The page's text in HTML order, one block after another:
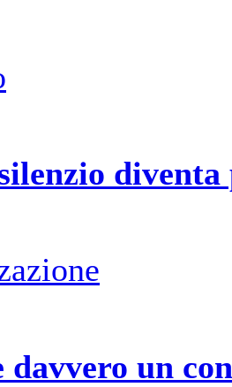
diventa
davvero un